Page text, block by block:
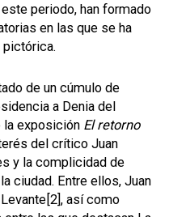
periodo, han formado
en las que se ha
de un cúmulo de
a Denia del
exposición El retorno
del crítico Juan
y la complicidad de
ciudad. Entre ellos, Juan
[2], así como